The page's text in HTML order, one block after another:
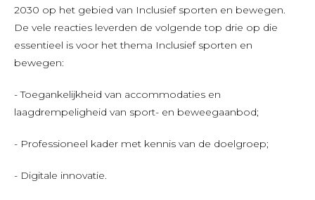
2030 op het gebied van Inclusief sporten en bewegen.
De vele reacties leverden de volgende top drie op die
essentieel is voor het thema Inclusief sporten en
bewegen:
- Toegankelijkheid van accommodaties en
laagdrempeligheid van sport- en beweegaanbod;
- Professioneel kader met kennis van de doelgroep;
- Digitale innovatie.